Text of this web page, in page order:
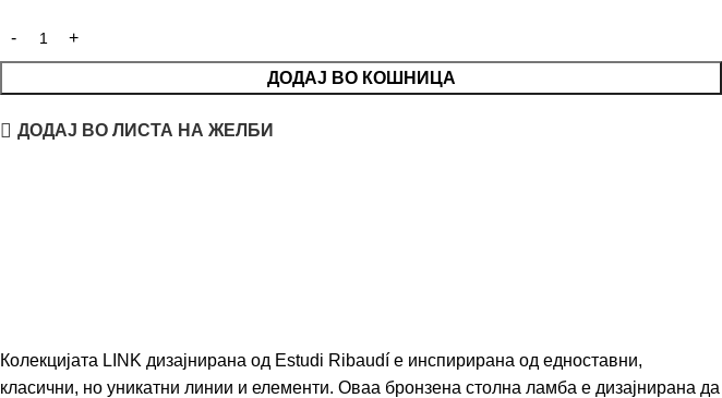
ДОДАЈ ВО КОШНИЦА
ДОДАЈ ВО ЛИСТА НА ЖЕЛБИ
Колекцијата LINK дизајнирана од Estudi Ribaudí е инспирирана од едноставни,
класични, но уникатни линии и елементи. Оваа бронзена столна ламба е дизајнирана да